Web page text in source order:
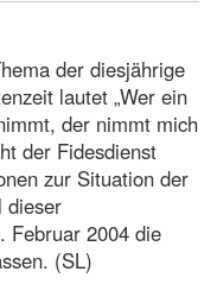
der diesjährige
lautet „Wer ein
der nimmt mich
der Fidesdienst
zur Situation der
dieser
Februar 2004 die
(SL)